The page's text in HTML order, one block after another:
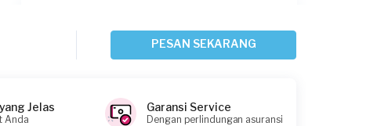
Sekitar 18 jam yang lalu
Jakarta Barat, Jakarta
PESAN SEKARANG
Jelas
Anda
Garansi Service
Dengan perlindungan asuransi